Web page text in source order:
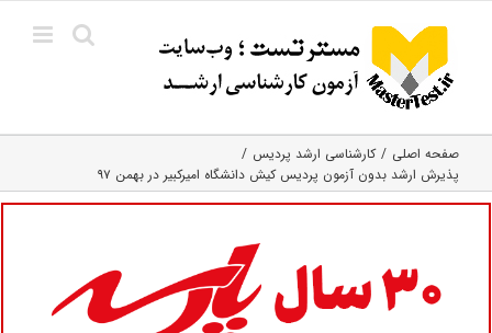
content
صفحه اصلی
کارشناسی ارشد پردیس
پذیرش ارشد بدون آزمون پردیس کیش دانشگاه امیرکبیر در بهمن ۹۷